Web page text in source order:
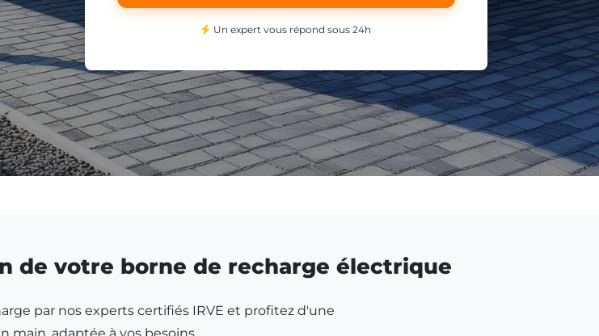
Un expert vous répond sous 24h
de votre borne de recharge électrique
par nos experts certifiés IRVE et profitez d'une